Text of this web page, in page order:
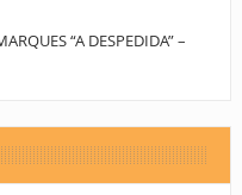
“A DESPEDIDA” –